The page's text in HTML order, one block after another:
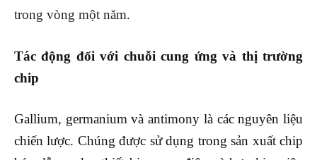
trong vòng một năm.
Tác động đối với chuỗi cung ứng và thị trường
chip
Gallium, germanium và antimony là các nguyên liệu
chiến lược. Chúng được sử dụng trong sản xuất chip